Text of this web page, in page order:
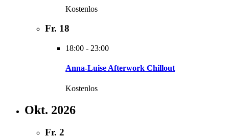
Kostenlos
Fr. 18
18:00 - 23:00
Anna-Luise Afterwork Chillout
Kostenlos
Okt. 2026
Fr. 2